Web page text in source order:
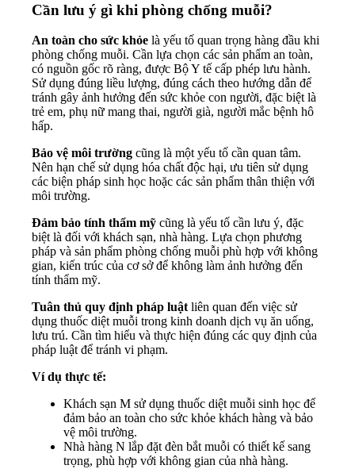
Cần lưu ý gì khi phòng chống muỗi?
An toàn cho sức khỏe là yếu tố quan trọng hàng đầu khi
phòng chống muỗi. Cần lựa chọn các sản phẩm an toàn,
có nguồn gốc rõ ràng, được Bộ Y tế cấp phép lưu hành.
Sử dụng đúng liều lượng, đúng cách theo hướng dẫn để
tránh gây ảnh hưởng đến sức khỏe con người, đặc biệt là
trẻ em, phụ nữ mang thai, người già, người mắc bệnh hô
hấp.
Bảo vệ môi trường cũng là một yếu tố cần quan tâm.
Nên hạn chế sử dụng hóa chất độc hại, ưu tiên sử dụng
các biện pháp sinh học hoặc các sản phẩm thân thiện với
môi trường.
Đảm bảo tính thẩm mỹ cũng là yếu tố cần lưu ý, đặc
biệt là đối với khách sạn, nhà hàng. Lựa chọn phương
pháp và sản phẩm phòng chống muỗi phù hợp với không
gian, kiến trúc của cơ sở để không làm ảnh hưởng đến
tính thẩm mỹ.
Tuân thủ quy định pháp luật liên quan đến việc sử
dụng thuốc diệt muỗi trong kinh doanh dịch vụ ăn uống,
lưu trú. Cần tìm hiểu và thực hiện đúng các quy định của
pháp luật để tránh vi phạm.
Ví dụ thực tế:
Khách sạn M sử dụng thuốc diệt muỗi sinh học để
đảm bảo an toàn cho sức khỏe khách hàng và bảo
vệ môi trường.
Nhà hàng N lắp đặt đèn bắt muỗi có thiết kế sang
trọng, phù hợp với không gian của nhà hàng.